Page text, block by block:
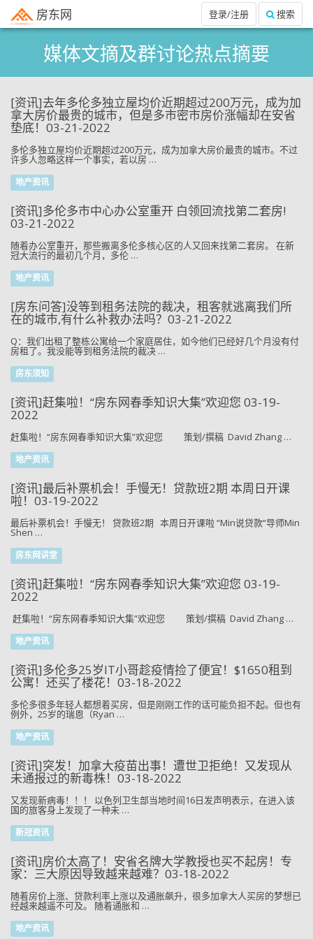
房东网 搜索
登录/注册
媒体文摘及群讨论热点摘要
[资讯]去年多伦多独立屋均价近期超过200万元，成为加
拿大房价最贵的城市，但是多市密市房价涨幅却在安省
垫底！03-21-2022
多伦多独立屋均价近期超过200万元，成为加拿大房价最贵的城市。不过
许多人忽略这样一个事实，若以房 …
地产资讯
[资讯]多伦多市中心办公室重开 白领回流找第二套房!
03-21-2022
随着办公室重开，那些搬离多伦多核心区的人又回来找第二套房。 在新
冠大流行的最初几个月，多伦 …
地产资讯
[房东问答]没等到租务法院的裁决，租客就逃离我们所
在的城市,有什么补救办法吗？03-21-2022
Q：我们出租了整栋公寓给一个家庭居住，如今他们已经好几个月没有付
房租了。我没能等到租务法院的裁决 …
房东须知
[资讯]赶集啦！“房东网春季知识大集”欢迎您 03-19-
2022
赶集啦！“房东网春季知识大集”欢迎您 策划/撰稿 David Zhang …
地产资讯
[资讯]最后补票机会！手慢无！贷款班2期 本周日开课
啦！03-19-2022
最后补票机会！手慢无！ 贷款班2期 本周日开课啦 “Min说贷款“导师Min
Shen …
房东网讲堂
[资讯]赶集啦！“房东网春季知识大集”欢迎您 03-19-
2022
赶集啦！“房东网春季知识大集”欢迎您 策划/撰稿 David Zhang …
地产资讯
[资讯]多伦多25岁IT小哥趁疫情捡了便宜！$1650租到
公寓！还买了楼花！03-18-2022
多伦多很多年轻人都想着买房，但是刚刚工作的话可能负担不起。但也有
例外，25岁的瑞恩（Ryan …
地产资讯
[资讯]突发！加拿大疫苗出事！遭世卫拒绝！又发现从
未通报过的新毒株！03-18-2022
又发现新病毒！！！ 以色列卫生部当地时间16日发声明表示，在进入该
国的旅客身上发现了一种未 …
新冠资讯
[资讯]房价太高了！安省名牌大学教授也买不起房！专
家：三大原因导致越来越难？03-18-2022
随着房价上涨、贷款利率上涨以及通胀飙升，很多加拿大人买房的梦想已
经越来越遥不可及。 随着通胀和 …
地产资讯